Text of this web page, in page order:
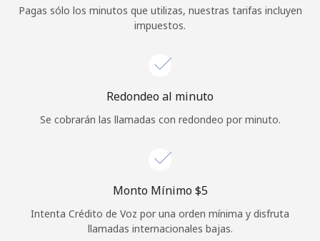
¿Olvidaste tu contraseña? →
Continuar con
Pagas sólo los minutos que utilizas, nuestras tarifas incluyen
impuestos.
Redondeo al minuto
Se cobrarán las llamadas con redondeo por minuto.
Monto Mínimo ⁦$5⁩
Intenta Crédito de Voz por una orden mínima y disfruta
llamadas internacionales bajas.